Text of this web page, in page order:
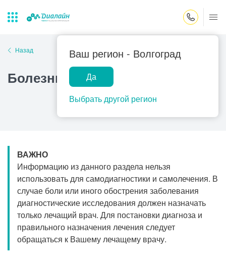
Ваш регион - Волгоград
Да
Выбрать другой регион
Лаборатории
Центр помощи
на дому
Закрыть поиск
Популярные запросы
Прием гинеколога
Прием гастроэнтеролога
Прием офтальмолога
Прием уролога
Прием хирурга
Прием кардиолога
Назад
Болезнь Паркинсона
ВАЖНО
Информацию из данного раздела нельзя
использовать для самодиагностики и самолечения. В
случае боли или иного обострения заболевания
диагностические исследования должен назначать
только лечащий врач. Для постановки диагноза и
правильного назначения лечения следует
обращаться к Вашему лечащему врачу.